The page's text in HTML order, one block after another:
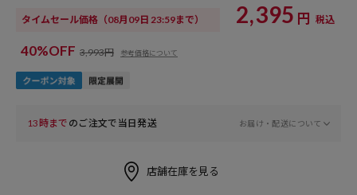
タイムセール価格 （08月09日 23:59まで） 2,395 円 税込
40%OFF 3,993円 参考価格について
13時まで のご注文で当日発送 お届け・配送について
店舗在庫を見る